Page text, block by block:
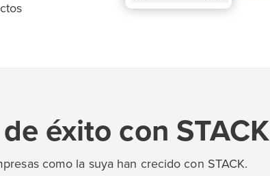
éxito con STACK
como la suya han crecido con STACK.